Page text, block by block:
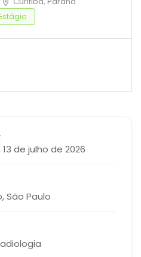
de julho de 2026
,São Paulo